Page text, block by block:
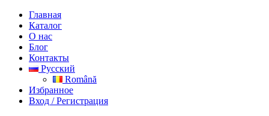
Главная
Каталог
О нас
Блог
Контакты
Русский
Română
Избранное
Вход / Регистрация